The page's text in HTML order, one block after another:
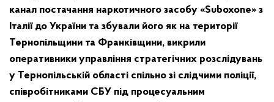
канал постачання наркотичного засобу «Suboxone» з
Італії до України та збували його як на території
Тернопільщини та Франківщини, викрили
оперативники управління стратегічних розслідувань
у Тернопільській області спільно зі слідчими поліції,
співробітниками СБУ під процесуальним